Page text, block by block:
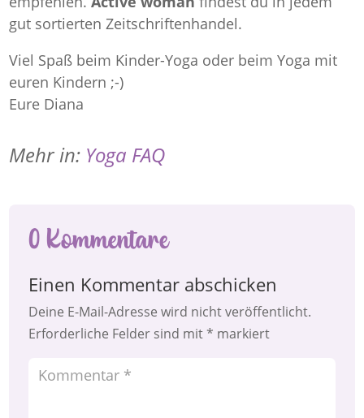
gut sortierten Zeitschriftenhandel.
Viel Spaß beim Kinder-Yoga oder beim Yoga mit
euren Kindern ;-)
Eure Diana
Mehr in: Yoga FAQ
0 Kommentare
Einen Kommentar abschicken
Deine E-Mail-Adresse wird nicht veröffentlicht.
Erforderliche Felder sind mit* markiert